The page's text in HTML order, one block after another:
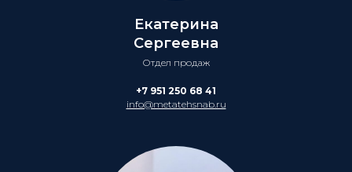
Екатерина
Сергеевна
Отдел продаж
+7 951 250 68 41
info@metatehsnab.ru